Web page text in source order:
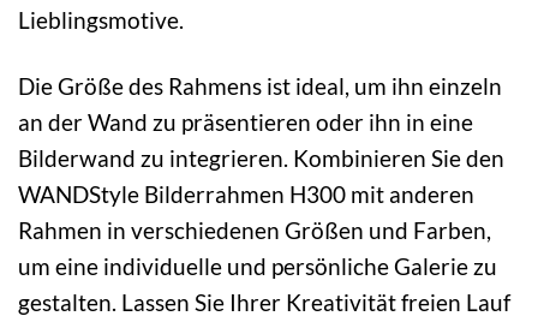
Lieblingsmotive.
Die Größe des Rahmens ist ideal, um ihn einzeln
an der Wand zu präsentieren oder ihn in eine
Bilderwand zu integrieren. Kombinieren Sie den
WANDStyle Bilderrahmen H300 mit anderen
Rahmen in verschiedenen Größen und Farben,
um eine individuelle und persönliche Galerie zu
gestalten. Lassen Sie Ihrer Kreativität freien Lauf